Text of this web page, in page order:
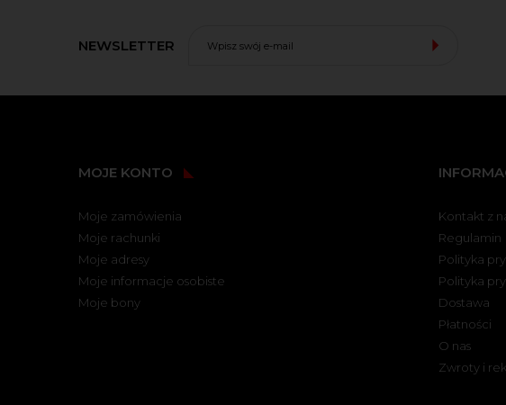
NEWSLETTER
MOJE KONTO
Moje zamówienia
Moje rachunki
Moje adresy
Moje informacje osobiste
Moje bony
Kontakt z
Regulamin
Polityka
Polityka
Dostawa
Płatności
O nas
Zwroty i